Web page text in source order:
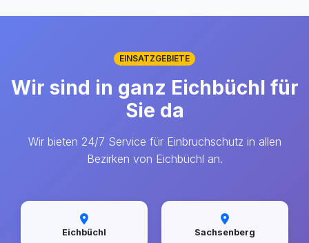
EINSATZGEBIETE
Wir sind in ganz Eichbüchl für
Sie da
Wir bieten 24/7 Service für Einbruchschutz in allen
Bezirken von Eichbüchl an.
Eichbüchl Sachsenberg